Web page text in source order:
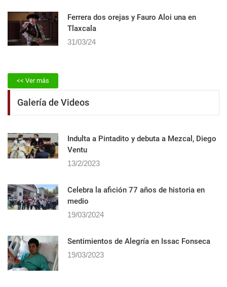
Ferrera dos orejas y Fauro Aloi una en
Tlaxcala
31/03/24
<< Ver más
Galería de Videos
Indulta a Pintadito y debuta a Mezcal, Diego
Ventu
13/2/2023
Celebra la afición 77 años de historia en
medio
19/03/2024
Sentimientos de Alegrí­a en Issac Fonseca
19/03/2023